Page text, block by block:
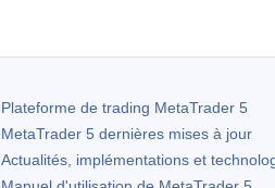
Plateforme de trading MetaTrader 5
MetaTrader 5dernières mises à jour
Actualités, implémentations et